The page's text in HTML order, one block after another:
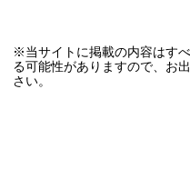
※当サイトに掲載の内容はす
る可能性がありますので、お
さい。